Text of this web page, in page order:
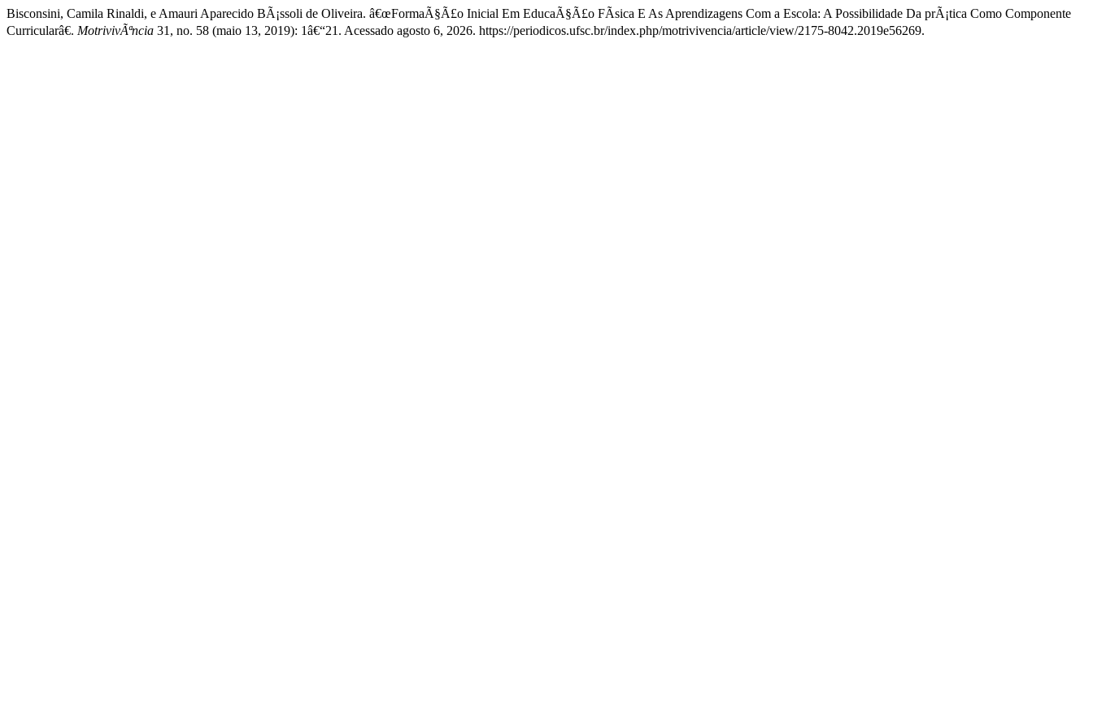
Bisconsini, Camila Rinaldi, e Amauri Aparecido BÃ¡ssoli de Oliveira. â€œFormaÃ§Ã£o Inicial Em EducaÃ§Ã£o FÃ­sica E As Aprendizagens Com a Escola: A Possibilidade Da prÃ¡tica Como Componente
Curricularâ€. MotrivivÃªncia 31, no. 58 (maio 13, 2019): 1â€“21. Acessado agosto 6, 2026. https://periodicos.ufsc.br/index.php/motrivivencia/article/view/2175-8042.2019e56269.